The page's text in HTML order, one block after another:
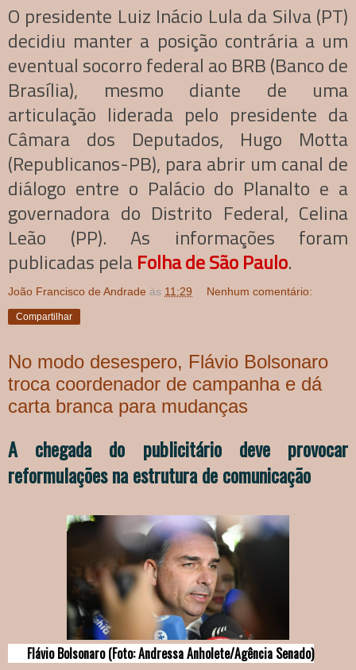
O presidente Luiz Inácio Lula da Silva (PT)
decidiu manter a posição contrária a um
eventual socorro federal ao BRB (Banco de
Brasília), mesmo diante de uma
articulação liderada pelo presidente da
Câmara dos Deputados, Hugo Motta
(Republicanos-PB), para abrir um canal de
diálogo entre o Palácio do Planalto e a
governadora do Distrito Federal, Celina
Leão (PP). As informações foram
publicadas pelaFolha de São Paulo.
João Francisco de Andrade às 11:29 Nenhum comentário:
Compartilhar
No modo desespero, Flávio Bolsonaro
troca coordenador de campanha e dá
carta branca para mudanças
A chegada do publicitário deve provocar
reformulações na estrutura de comunicação
Flávio Bolsonaro (Foto: Andressa Anholete/Agência Senado)